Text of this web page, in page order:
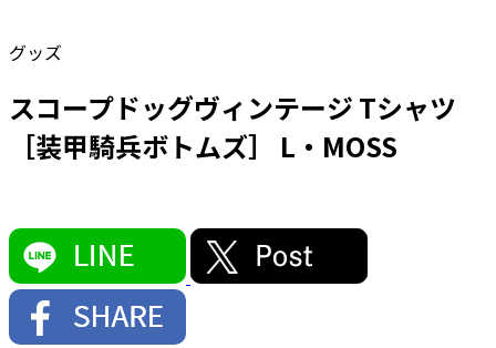
グッズ
スコープドッグヴィンテージ Tシャツ
［装甲騎兵ボトムズ］ L・MOSS